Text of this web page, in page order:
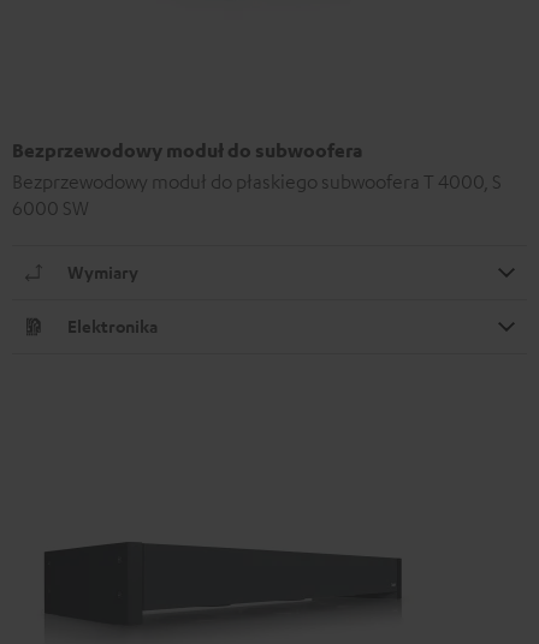
Bezprzewodowy moduł do subwoofera
Bezprzewodowy moduł do płaskiego subwoofera T 4000, S
6000 SW
Wymiary
Elektronika